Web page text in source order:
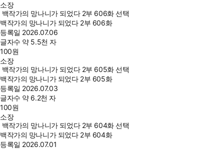
소장
백작가의 망나니가 되었다 2부 606화 선택
백작가의 망나니가 되었다 2부 606화
등록일 2026.07.06
글자수 약 5.5천 자
100원
소장
백작가의 망나니가 되었다 2부 605화 선택
백작가의 망나니가 되었다 2부 605화
등록일 2026.07.03
글자수 약 6.2천 자
100원
소장
백작가의 망나니가 되었다 2부 604화 선택
백작가의 망나니가 되었다 2부 604화
등록일 2026.07.01